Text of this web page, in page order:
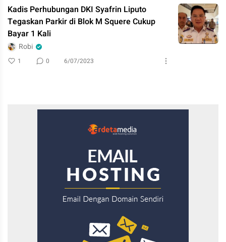
Kadis Perhubungan DKI Syafrin Liputo
Tegaskan Parkir di Blok M Squere Cukup
Bayar 1 Kali
Robi
1 0 6/07/2023